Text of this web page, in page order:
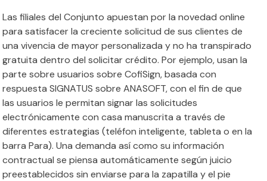
Las filiales del Conjunto apuestan por la novedad online
para satisfacer la creciente solicitud de sus clientes de
una vivencia de mayor personalizada y no ha transpirado
gratuita dentro del solicitar crédito. Por ejemplo, usan la
parte sobre usuarios sobre CofiSign, basada con
respuesta SIGNATUS sobre ANASOFT, con el fin de que
las usuarios le permitan signar las solicitudes
electrónicamente con casa manuscrita a través de
diferentes estrategias (teléfon inteligente, tableta o en la
barra Para). Una demanda así­ como su información
contractual se piensa automáticamente según juicio
preestablecidos sin enviarse para la zapatilla y el pie